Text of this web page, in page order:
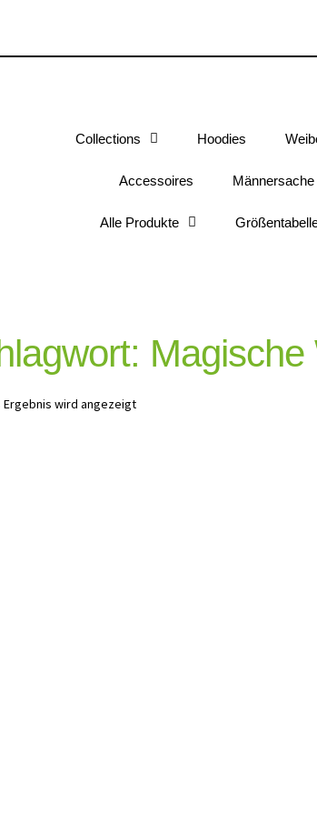
Collections Hoodies
Accessoires Männersache
Alle Produkte
Magische
Ergebnis wird angezeigt